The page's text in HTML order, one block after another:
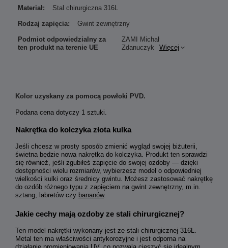
Kolor uzyskany za pomocą powłoki PVD.
Podana cena dotyczy 1 sztuki.
Nakrętka do kolczyka złota kulka
Jeśli chcesz w prosty sposób zmienić wygląd swojej biżuterii,
świetna będzie nowa nakrętka do kolczyka. Produkt ten sprawdzi
się również, jeśli zgubiłeś zapięcie do swojej ozdoby — dzięki
dostępności wielu rozmiarów, wybierzesz model o odpowiedniej
wielkości kulki oraz średnicy gwintu. Możesz zastosować nakrętkę
do ozdób różnego typu z zapięciem na gwint zewnętrzny, m.in.
sztang, labretów czy bananów.
Jakie cechy mają ozdoby ze stali chirurgicznej?
Ten model nakrętki wykonany jest ze stali chirurgicznej 316L.
Metal ten ma właściwości antykorozyjne i jest odporna na
Materiał: Stal chirurgiczna 316L
Rodzaj zapięcia: Gwint zewnętrzny
Podmiot odpowiedzialny za
ten produkt na terenie UE
ZAMI Michał
Zdanuczyk
Więcej